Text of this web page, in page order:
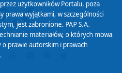
użytkowników Portalu, poza
prawa wyjątkami, w szczególności
jest zabronione. PAP S.A.
materiałów, o których mowa
prawie autorskim i prawach